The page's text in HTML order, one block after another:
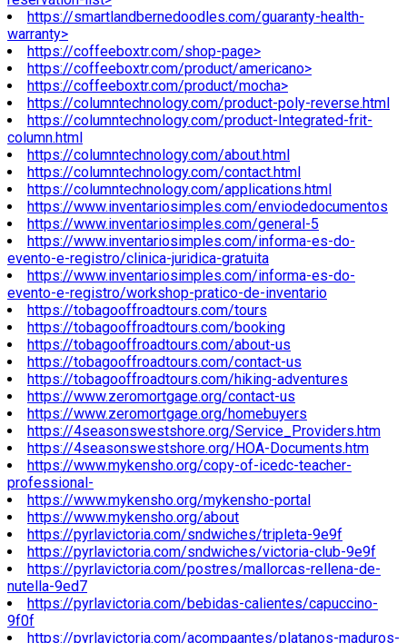
https://smartlandbernedoodles.com/guaranty-health-
warranty>
https://coffeeboxtr.com/shop-page>
https://coffeeboxtr.com/product/americano>
https://coffeeboxtr.com/product/mocha>
https://columntechnology.com/product-poly-reverse.html
https://columntechnology.com/product-Integrated-frit-
column.html
https://columntechnology.com/about.html
https://columntechnology.com/contact.html
https://columntechnology.com/applications.html
https://www.inventariosimples.com/enviodedocumentos
https://www.inventariosimples.com/general-5
https://www.inventariosimples.com/informa-es-do-
evento-e-registro/clinica-juridica-gratuita
https://www.inventariosimples.com/informa-es-do-
evento-e-registro/workshop-pratico-de-inventario
https://tobagooffroadtours.com/tours
https://tobagooffroadtours.com/booking
https://tobagooffroadtours.com/about-us
https://tobagooffroadtours.com/contact-us
https://tobagooffroadtours.com/hiking-adventures
https://www.zeromortgage.org/contact-us
https://www.zeromortgage.org/homebuyers
https://4seasonswestshore.org/Service_Providers.htm
https://4seasonswestshore.org/HOA-Documents.htm
https://www.mykensho.org/copy-of-icedc-teacher-
professional-
https://www.mykensho.org/mykensho-portal
https://www.mykensho.org/about
https://pyrlavictoria.com/sndwiches/tripleta-9e9f
https://pyrlavictoria.com/sndwiches/victoria-club-9e9f
https://pyrlavictoria.com/postres/mallorcas-rellena-de-
nutella-9ed7
https://pyrlavictoria.com/bebidas-calientes/capuccino-
9f0f
https://pyrlavictoria.com/acompaantes/platanos-maduros-